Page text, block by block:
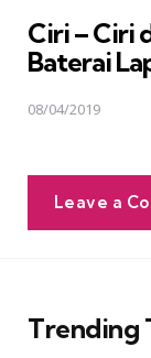
Ciri – Ciri
Baterai
08/04/2019
Leave a
Trending